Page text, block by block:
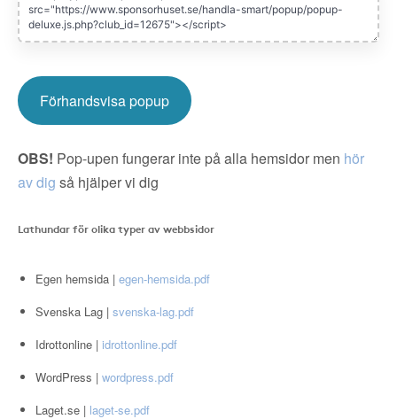
Förhandsvisa popup
OBS! Pop-upen fungerar inte på alla hemsidor men hör
av dig så hjälper vi dig
Lathundar för olika typer av webbsidor
Egen hemsida | egen-hemsida.pdf
Svenska Lag | svenska-lag.pdf
Idrottonline | idrottonline.pdf
WordPress | wordpress.pdf
Laget.se | laget-se.pdf